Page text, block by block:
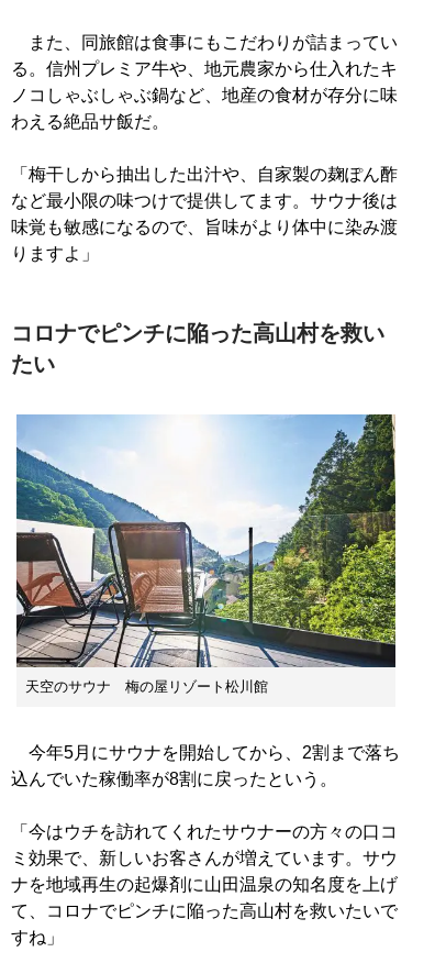
また、同旅館は食事にもこだわりが詰まってい
る。信州プレミア牛や、地元農家から仕入れたキ
ノコしゃぶしゃぶ鍋など、地産の食材が存分に味
わえる絶品サ飯だ。
「梅干しから抽出した出汁や、自家製の麹ぽん酢
など最小限の味つけで提供してます。サウナ後は
味覚も敏感になるので、旨味がより体中に染み渡
りますよ」
コロナでピンチに陥った高山村を救い
たい
天空のサウナ 梅の屋リゾート松川館
今年5月にサウナを開始してから、2割まで落ち
込んでいた稼働率が8割に戻ったという。
「今はウチを訪れてくれたサウナーの方々の口コ
ミ効果で、新しいお客さんが増えています。サウ
ナを地域再生の起爆剤に山田温泉の知名度を上げ
て、コロナでピンチに陥った高山村を救いたいで
すね」